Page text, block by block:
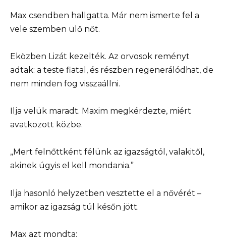
Max csendben hallgatta. Már nem ismerte fel a
vele szemben ülő nőt.
Eközben Lizát kezelték. Az orvosok reményt
adtak: a teste fiatal, és részben regenerálódhat, de
nem minden fog visszaállni.
Ilja velük maradt. Maxim megkérdezte, miért
avatkozott közbe.
„Mert felnőttként félünk az igazságtól, valakitől,
akinek úgyis el kell mondania.”
Ilja hasonló helyzetben vesztette el a nővérét –
amikor az igazság túl későn jött.
Max azt mondta: